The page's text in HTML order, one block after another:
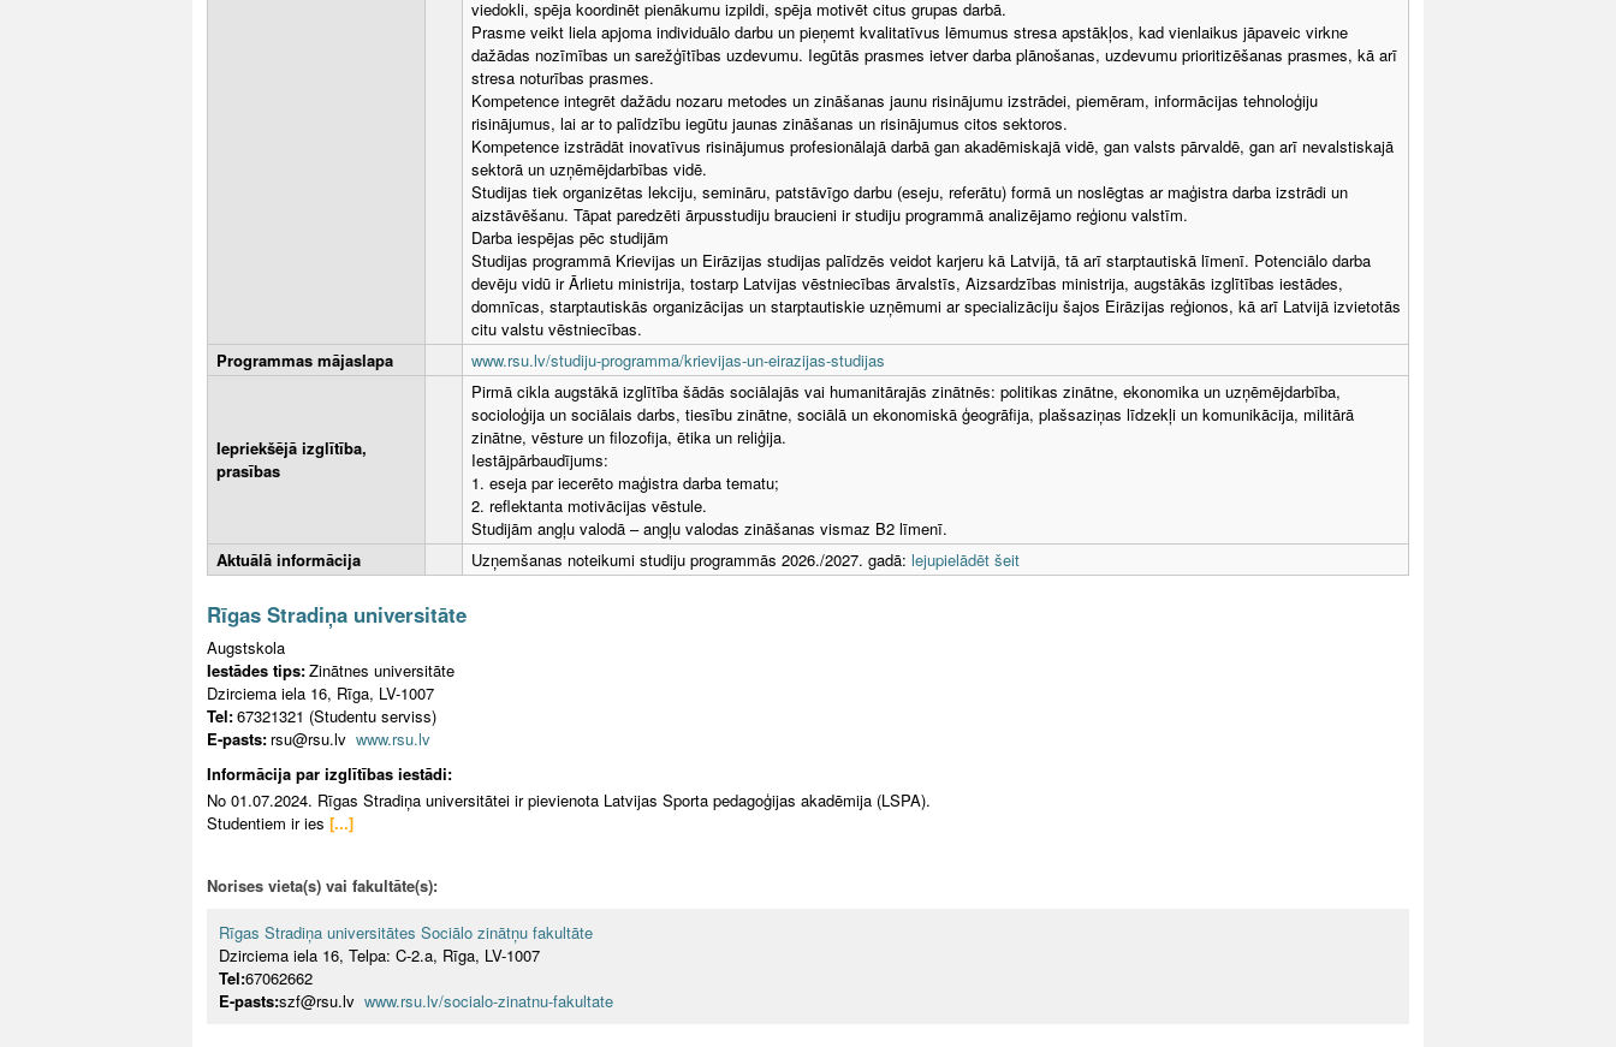
viedokli, spēja koordinēt pienākumu izpildi, spēja motivēt citus grupas darbā.
Prasme veikt liela apjoma individuālo darbu un pieņemt kvalitatīvus lēmumus stresa apstākļos, kad vienlaikus jāpaveic virkne
dažādas nozīmības un sarežģītības uzdevumu. Iegūtās prasmes ietver darba plānošanas, uzdevumu prioritizēšanas prasmes, kā arī
stresa noturības prasmes.
Kompetence integrēt dažādu nozaru metodes un zināšanas jaunu risinājumu izstrādei, piemēram, informācijas tehnoloģiju
risinājumus, lai ar to palīdzību iegūtu jaunas zināšanas un risinājumus citos sektoros.
Kompetence izstrādāt inovatīvus risinājumus profesionālajā darbā gan akadēmiskajā vidē, gan valsts pārvaldē, gan arī nevalstiskajā
sektorā un uzņēmējdarbības vidē.
Studijas tiek organizētas lekciju, semināru, patstāvīgo darbu (eseju, referātu) formā un noslēgtas ar maģistra darba izstrādi un
aizstāvēšanu. Tāpat paredzēti ārpusstudiju braucieni ir studiju programmā analizējamo reģionu valstīm.
Darba iespējas pēc studijām
Studijas programmā Krievijas un Eirāzijas studijas palīdzēs veidot karjeru kā Latvijā, tā arī starptautiskā līmenī. Potenciālo darba
devēju vidū ir Ārlietu ministrija, tostarp Latvijas vēstniecības ārvalstīs, Aizsardzības ministrija, augstākās izglītības iestādes,
domnīcas, starptautiskās organizācijas un starptautiskie uzņēmumi ar specializāciju šajos Eirāzijas reģionos, kā arī Latvijā izvietotās
citu valstu vēstniecības.
Programmas mājaslapa
www.rsu.lv/studiju-programma/krievijas-un-eirazijas-studijas
Iepriekšējā izglītība,
prasības
Pirmā cikla augstākā izglītība šādās sociālajās vai humanitārajās zinātnēs: politikas zinātne, ekonomika un uzņēmējdarbība,
socioloģija un sociālais darbs, tiesību zinātne, sociālā un ekonomiskā ģeogrāfija, plašsaziņas līdzekļi un komunikācija, militārā
zinātne, vēsture un filozofija, ētika un reliģija.
Iestājpārbaudījums:
1. eseja par iecerēto maģistra darba tematu;
2. reflektanta motivācijas vēstule.
Studijām angļu valodā – angļu valodas zināšanas vismaz B2 līmenī.
Aktuālā informācija
Uzņemšanas noteikumi studiju programmās 2026./2027. gadā: lejupielādēt šeit
Rīgas Stradiņa universitāte
Augstskola
Iestādes tips:Zinātnes universitāte
Dzirciema iela 16, Rīga, LV-1007
Tel:67321321 (Studentu serviss)
E-pasts: rsu@rsu.lv www.rsu.lv
Informācija par izglītības iestādi:
No 01.07.2024. Rīgas Stradiņa universitātei ir pievienota Latvijas Sporta pedagoģijas akadēmija (LSPA).
Studentiem ir ies [...]
Norises vieta(s) vai fakultāte(s):
Rīgas Stradiņa universitātes Sociālo zinātņu fakultāte
Dzirciema iela 16, Telpa: C-2.a, Rīga, LV-1007
Tel:67062662
E-pasts:szf@rsu.lv www.rsu.lv/socialo-zinatnu-fakultate